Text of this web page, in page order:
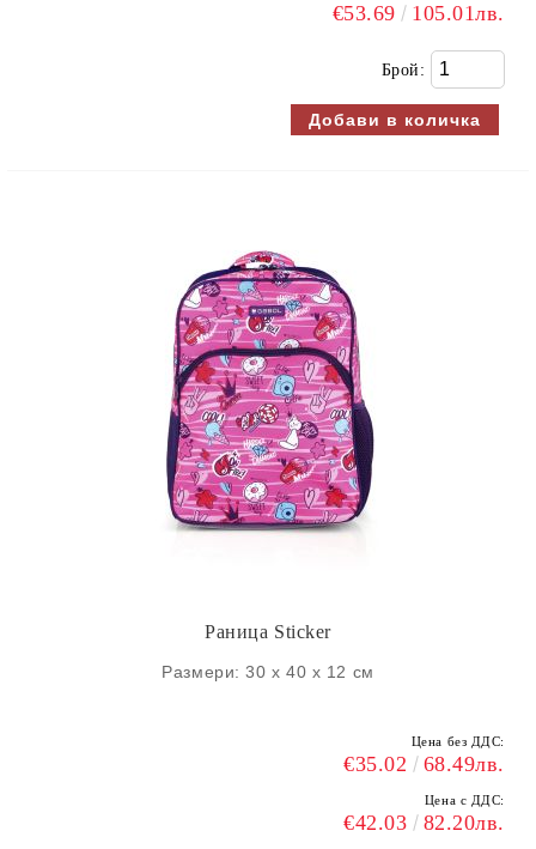
€53.69 105.01лв.
Брой:
Раница Sticker
Размери: 30 х 40 х 12 см
Цена без ДДС:
€35.02 68.49лв.
Цена с ДДС:
€42.03 82.20лв.